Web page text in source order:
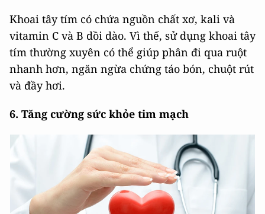
Khoai tây tím có chứa nguồn chất xơ, kali và
vitamin C và B dồi dào. Vì thế, sử dụng khoai tây
tím thường xuyên có thể giúp phân đi qua ruột
nhanh hơn, ngăn ngừa chứng táo bón, chuột rút
và đầy hơi.
6. Tăng cường sức khỏe tim mạch